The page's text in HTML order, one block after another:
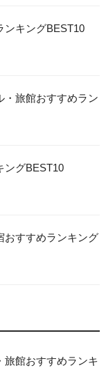
ンキングBEST10
・旅館おすすめラン
ングBEST10
おすすめランキング
旅館おすすめランキ